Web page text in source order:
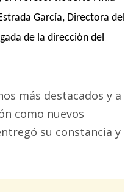
García, Directora del
de la dirección del
más destacados y a
como nuevos
su constancia y